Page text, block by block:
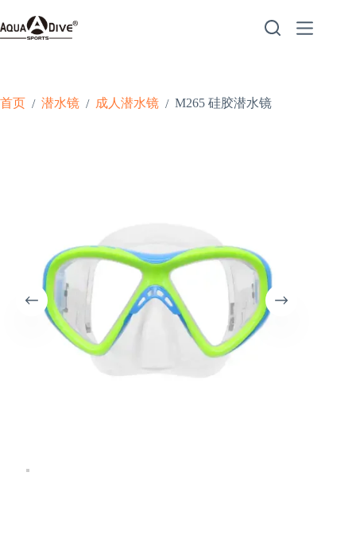
至
内
首页 / 潜水镜 / 成人潜水镜 / M265 硅胶潜水镜